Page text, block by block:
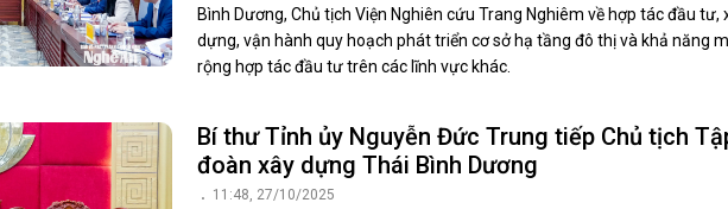
Bình Dương, Chủ tịch Viện Nghiên cứu Trang Nghiêm về hợp tác đầu tư,
dựng, vận hành quy hoạch phát triển cơ sở hạ tầng đô thị và khả năng
rộng hợp tác đầu tư trên các lĩnh vực khác.
Bí thư Tỉnh ủy Nguyễn Đức Trung tiếp Chủ tịch
đoàn xây dựng Thái Bình Dương
11:48, 27/10/2025